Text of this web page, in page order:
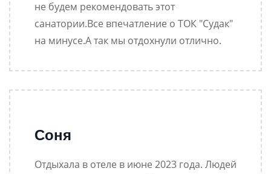
не будем рекомендовать этот
санатории.Все впечатление о ТОК "Судак"
на минусе.А так мы отдохнули отлично.
Соня
Отдыхала в отеле в июне 2023 года. Людей